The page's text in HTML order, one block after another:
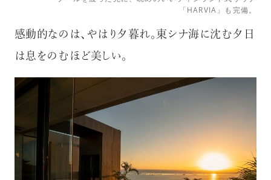
「HARVIA」も完備。
感動的なのは、やはり夕暮れ。東シナ海に沈む夕日
は息をのむほど美しい。